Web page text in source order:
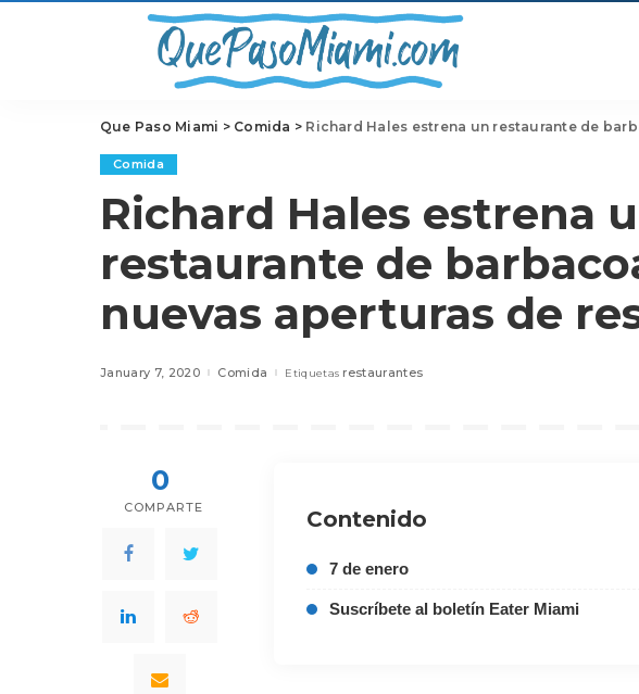
Que Paso Miami > Comida > Richard Hales estrena un restaurante de
Comida
Richard Hales estrena
restaurante de
nuevas aperturas de
January 7, 2020 Comida Etiquetas restaurantes
0
COMPARTE Contenido
7 de enero
Suscríbete al boletín Eater Miami